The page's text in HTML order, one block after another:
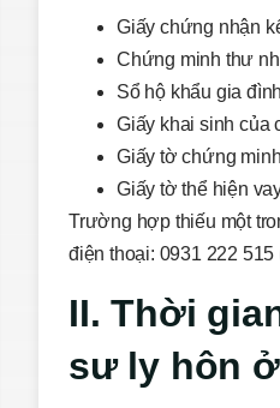
Giấy chứng nhận
Chứng minh thư
Sổ hộ khẩu gia
Giấy khai sinh của
Giấy tờ chứng
Giấy tờ thể hiện
Trường hợp thiếu một
điện thoại: 0931 222
II. Thời
sư ly hôn